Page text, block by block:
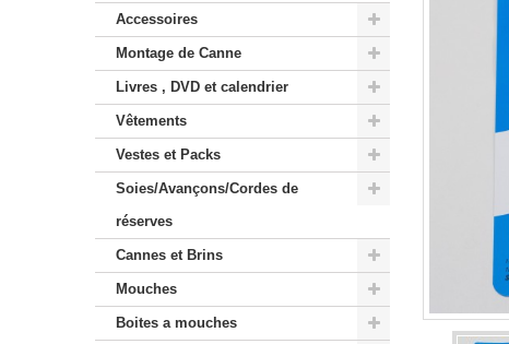
Accessoires
Montage de Canne
Livres , DVD et calendrier
Vêtements
Vestes et Packs
Soies/Avançons/Cordes de
réserves
Cannes et Brins
Mouches
Boites a mouches